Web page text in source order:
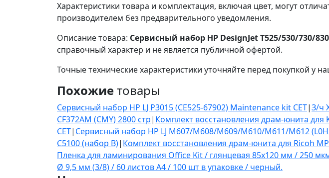
Характеристики товара и комплектация, включая цвет, могут
производителем без предварительного уведомления.
Описание товара: Сервисный набор HP DesignJet T525/530/730/
справочный характер и не является публичной офертой.
Точные технические характеристики уточняйте перед покупкой у
Похожиетовары
Сервисный набор HP LJ P3015 (CE525-67902) Maintenance kit CET|З/ч
CF372AM (CMY) 2800 стр| Комплект восстановления драм-юнита для
CET| Сервисный набор HP LJ M607/M608/M609/M610/M611/M612
C5100 (набор B)| Комплект восстановления драм-юнита для Ricoh
Пленка для ламинирования Office Kit / глянцевая 85х120 мм / 250
Ø 9,5 мм (3/8) / 60 листов A4 / 100 шт в упаковке / черный.